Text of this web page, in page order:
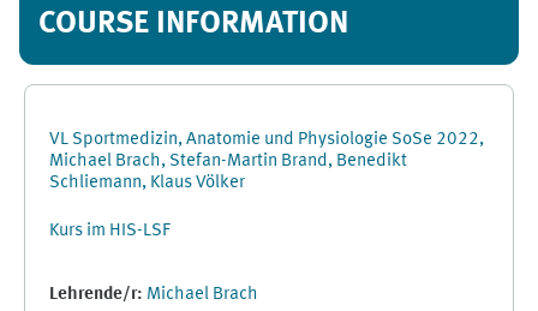
COURSE INFORMATION
VL Sportmedizin, Anatomie und Physiologie SoSe 2022,
Michael Brach, Stefan-Martin Brand, Benedikt
Schliemann, Klaus Völker
Kurs im HIS-LSF
Lehrende/r: Michael Brach